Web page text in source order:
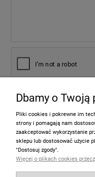
Dbamy o Twoją
Pliki cookies i pokrewne im
strony i pomagają nam
zaakceptować wykorzystanie
sklepu lub dostosować użycie
"Dostosuj zgody".
Więcej o plikach cookies